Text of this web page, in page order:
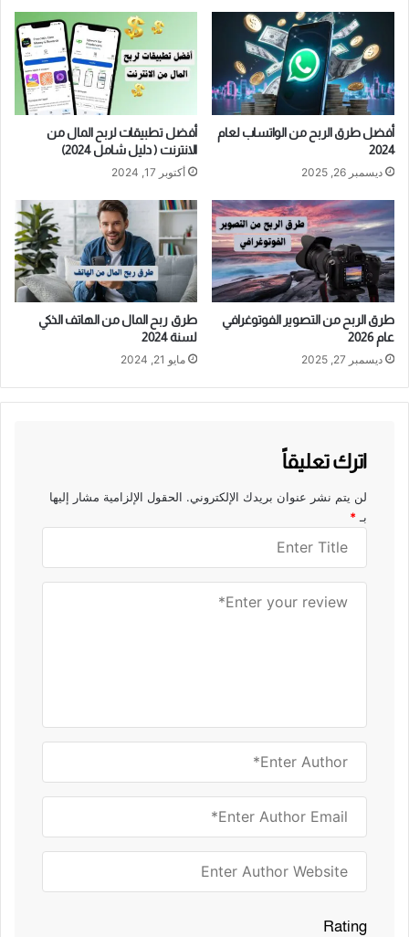
أفضل طرق الربح من الواتساب لعام
2024
ديسمبر 26, 2025
أفضل تطبيقات لربح المال من
الانترنت ( دليل شامل 2024)
أكتوبر 17, 2024
طرق الربح من التصوير الفوتوغرافي
عام 2026
ديسمبر 27, 2025
طرق ربح المال من الهاتف الذكي
لسنة 2024
مايو 21, 2024
اترك تعليقاً
لن يتم نشر عنوان بريدك الإلكتروني. الحقول الإلزامية مشار إليها
بـ*
Rating